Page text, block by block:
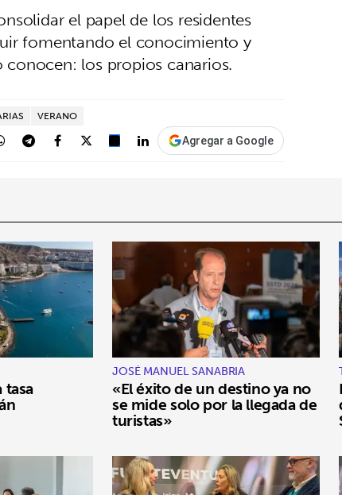
el papel de los residentes
fomentando el conocimiento y
los propios canarios.
VERANO
Agregar a Google
tasa
JOSÉ MANUEL SANABRIA
«El éxito de un destino ya no
se mide solo por la llegada de
turistas»